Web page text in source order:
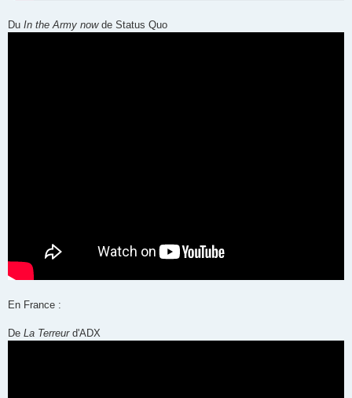
Du In the Army nowde Status Quo
En France :
De La Terreurd'ADX